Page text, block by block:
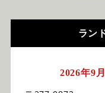
ラン
2026年9